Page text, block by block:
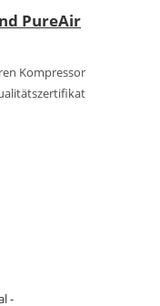
PureAir
Kompressor